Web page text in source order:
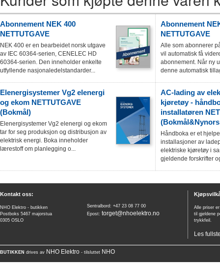
Abonnement NEK 400
NETTUTGAVE
NEK 400 er en bearbeidet norsk utgave
av IEC 60364-serien, CENELEC HD
60364-serien. Den inneholder enkelte
utfyllende nasjonaledelstandarder...
Abonnement
NETTUTGAVE
Alle som abonnerer
vil automatisk få
abonnement. Når ny
denne automatisk
Elenergisystemer Vg2 elenergi
og ekom NETTUTGAVE
(Bokmål)
Elenergisystemer Vg2 elenergi og ekom
tar for seg produksjon og distribusjon av
elektrisk energi. Boka inneholder
lærestoff om planlegging o...
AC-lading av
kjøretøy -
installatøren
Håndboka er et
installasjoner av
elektriske kjøretøy i
gjeldende forskrifter
Kontakt oss:
NHO Elektro - butikken
Postboks 5467 majorstua
0305 OSLO
Sentralbord: +47 23 08 77 00
Epost: torget@nhoelektro.no
Alle priser
til gjeldene
trykkfeil.
Les
BUTIKKEN drives av NHO Elektro - tilsluttet NHO